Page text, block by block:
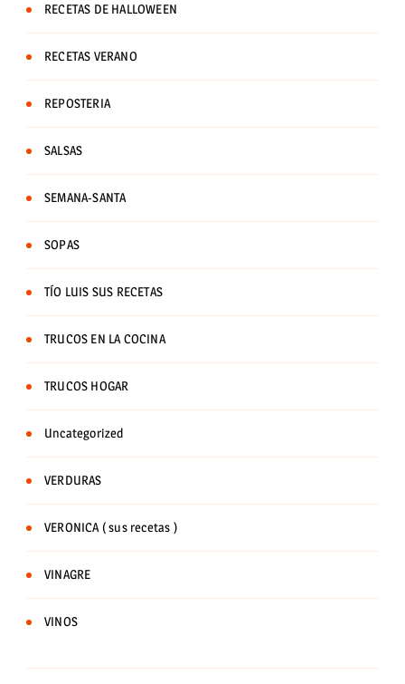
RECETAS DE HALLOWEEN
RECETAS VERANO
REPOSTERIA
SALSAS
SEMANA-SANTA
SOPAS
TÍO LUIS SUS RECETAS
TRUCOS EN LA COCINA
TRUCOS HOGAR
Uncategorized
VERDURAS
VERONICA ( sus recetas )
VINAGRE
VINOS